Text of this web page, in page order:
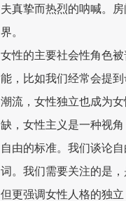
夫真挚而热烈的呐喊。
界。
女性的主要社会性角色
能，比如我们经常会提
潮流，女性独立也成为
缺，女性主义是一种视
自由的标准。我们谈论
词。我们需要关注的是
但更强调女性人格的独